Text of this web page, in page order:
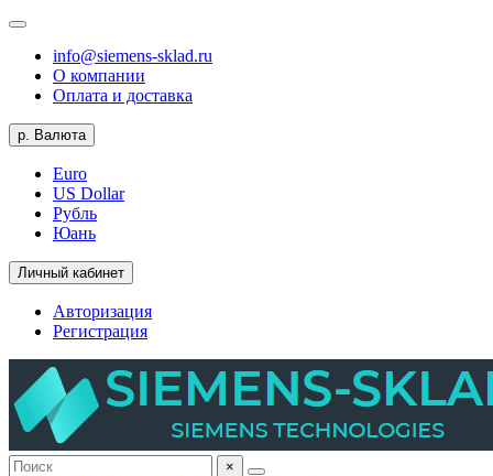
info@siemens-sklad.ru
О компании
Оплата и доставка
р. Валюта
Euro
US Dollar
Рубль
Юань
Личный кабинет
Авторизация
Регистрация
×